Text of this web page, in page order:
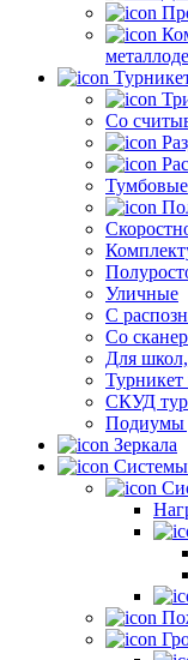
Со
Тумбовые
Уличные
С
Со
Для
Турникет
СКУД
Подиумы
Зеркала
Системы